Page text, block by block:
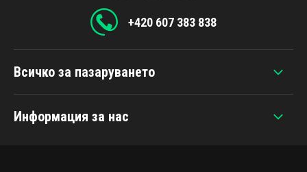
Всичко за пазаруването
Информация за нас
+420 607 383 838